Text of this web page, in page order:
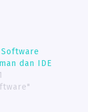
dan IDE